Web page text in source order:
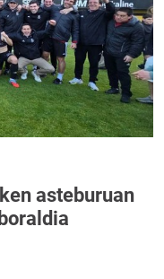
asteburuan